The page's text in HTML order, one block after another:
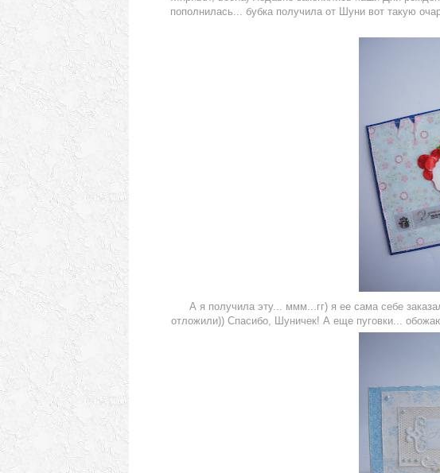
пополнилась... бубка получила от Шуни вот такую
А я получила эту... ммм...гг) я ее сама себе
отложили)) Спасибо, Шуничек! А еще пуговки...